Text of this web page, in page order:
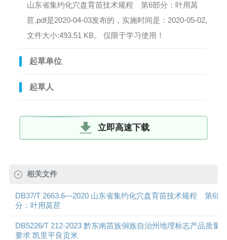
山东省集约化穴盘育苗技术规程 第6部分：叶用莴
苣.pdf是2020-04-03发布的，实施时间是：2020-05-02,
文件大小:493.51 KB。 仅限于学习使用！
起草单位
起草人
立即高速下载
相关文件
DB37/T 2663.6—2020 山东省集约化穴盘育苗技术规程 第6部
分：叶用莴苣
DB5226/T 212-2023 黔东南苗族侗族自治州地理标志产品质量
要求 凯里平良贡米